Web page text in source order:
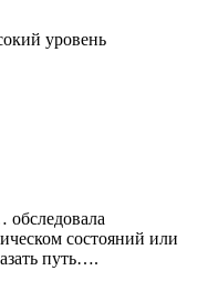
уровень
обследовала
состояний или
путь….